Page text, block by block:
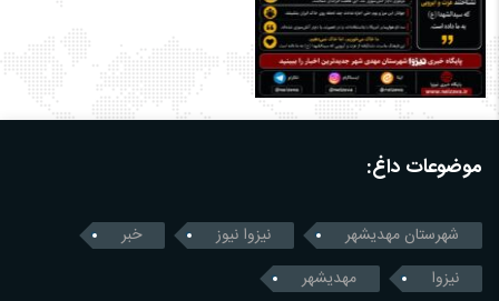
موضوعات داغ:
شهرستان مهدیشهر نیزوا نیوز
خبر
نیزوا
مهدیشهر